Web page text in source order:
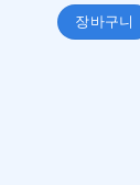
장바구니